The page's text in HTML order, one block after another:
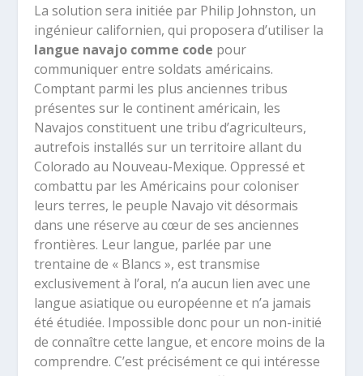
La solution sera initiée par Philip Johnston, un
ingénieur californien, qui proposera d’utiliser la
langue navajo comme code pour
communiquer entre soldats américains.
Comptant parmi les plus anciennes tribus
présentes sur le continent américain, les
Navajos constituent une tribu d’agriculteurs,
autrefois installés sur un territoire allant du
Colorado au Nouveau-Mexique. Oppressé et
combattu par les Américains pour coloniser
leurs terres, le peuple Navajo vit désormais
dans une réserve au cœur de ses anciennes
frontières. Leur langue, parlée par une
trentaine de « Blancs », est transmise
exclusivement à l’oral, n’a aucun lien avec une
langue asiatique ou européenne et n’a jamais
été étudiée. Impossible donc pour un non-initié
de connaître cette langue, et encore moins de la
comprendre. C’est précisément ce qui intéresse